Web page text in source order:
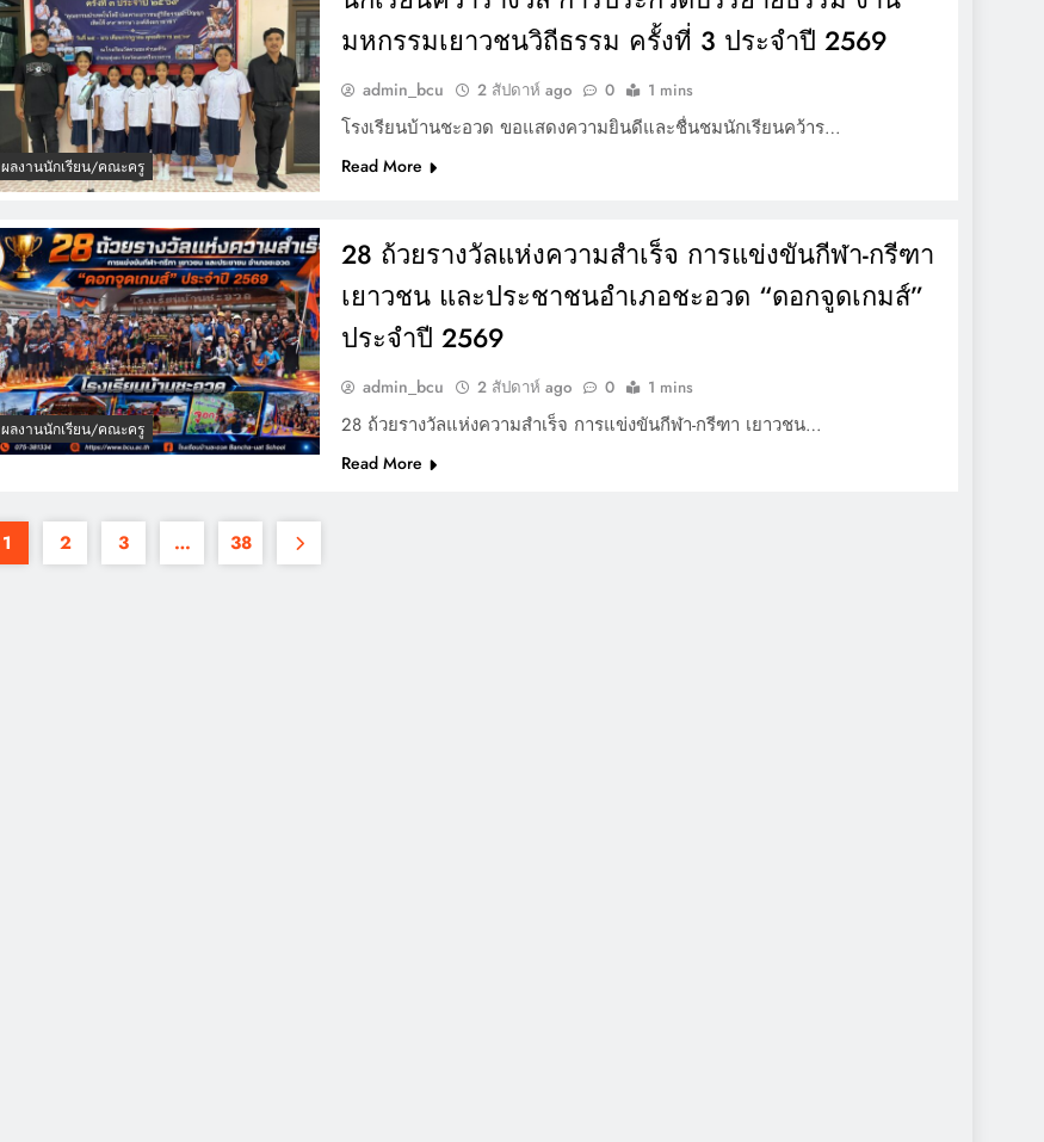
ผลงานนักเรียน/คณะครู
มหกรรมเยาวชนวิถีธรรม ครั้งที่ 3 ประจำปี 2569
admin_bcu 2 สัปดาห์ ago 0 1 mins
โรงเรียนบ้านชะอวด ขอแสดงความยินดีและชื่นชมนักเรียนคว้าร…
Read More
ผลงานนักเรียน/คณะครู
28 ถ้วยรางวัลแห่งความสำเร็จ การแข่งขันกีฬา-กรีฑา
เยาวชน และประชาชนอำเภอชะอวด “ดอกจูดเกมส์”
ประจำปี 2569
admin_bcu 2 สัปดาห์ ago 0 1 mins
28 ถ้วยรางวัลแห่งความสำเร็จ การแข่งขันกีฬา-กรีฑา เยาวชน…
Read More
1 2 3 … 38